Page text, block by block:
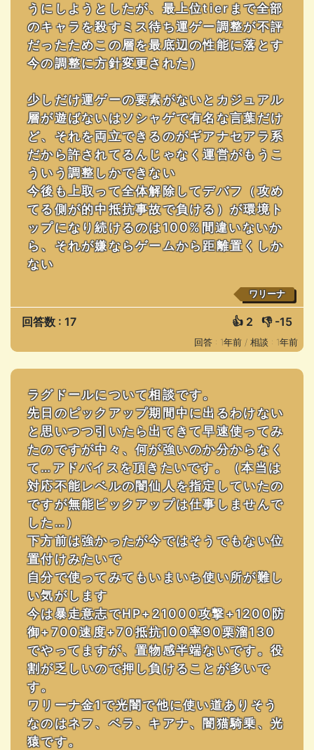
うにしようとしたが、最上位tierまで全部
のキャラを殺すミス待ち運ゲー調整が不評
だったためこの層を最底辺の性能に落とす
今の調整に方針変更された）
少しだけ運ゲーの要素がないとカジュアル
層が遊ばないはソシャゲで有名な言葉だけ
ど、それを両立できるのがギアナセアラ系
だから許されてるんじゃなく運営がもうこ
ういう調整しかできない
今後も上取って全体解除してデバフ（攻め
てる側が的中抵抗事故で負ける）が環境ト
ップになり続けるのは100%間違いないか
ら、それが嫌ならゲームから距離置くしか
ない
ワリーナ
回答数 : 17 👍 2 👎 -15
回答 : 1年前 / 相談 : 1年前
ラグドールについて相談です。
先日のピックアップ期間中に出るわけない
と思いつつ引いたら出てきて早速使ってみ
たのですが中々、何が強いのか分からなく
て…アドバイスを頂きたいです。（本当は
対応不能レベルの闇仙人を指定していたの
ですが無能ピックアップは仕事しませんで
した…）
下方前は強かったが今ではそうでもない位
置付けみたいで
自分で使ってみてもいまいち使い所が難し
い気がします
今は暴走意志でHP+21000攻撃+1200防
御+700速度+70抵抗100率90栗溜130
でやってますが、置物感半端ないです。役
割が乏しいので押し負けることが多いで
す。
ワリーナ金1で光闇で他に使い道ありそう
なのはネフ、ベラ、キアナ、闇猫騎乗、光
猿です。